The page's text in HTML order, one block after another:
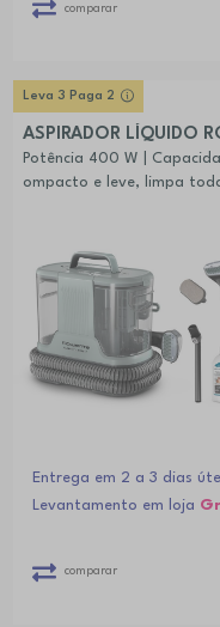
comparar
Leva 3 Paga 2
ASPIRADOR LÍQUIDO
Potência 400 W |
ompacto e leve, limpa
Entrega em 2 a 3 dias
Levantamento em loja
comparar